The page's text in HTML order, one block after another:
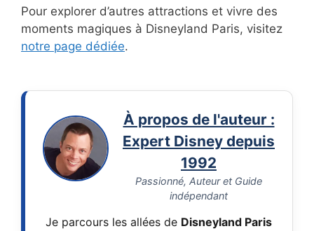
Pour explorer d’autres attractions et vivre des
moments magiques à Disneyland Paris, visitez
notre page dédiée.
À propos de l'auteur :
Expert Disney depuis
1992
Passionné, Auteur et Guide
indépendant
Je parcours les allées de Disneyland Paris